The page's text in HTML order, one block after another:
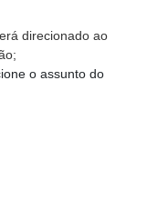
direcionado ao
o assunto do